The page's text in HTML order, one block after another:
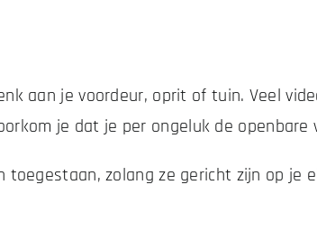
aan je voordeur, oprit of tuin. Veel
je dat je per ongeluk de
toegestaan, zolang ze gericht zijn op